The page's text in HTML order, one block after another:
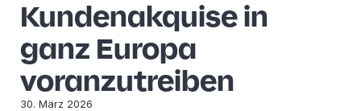
Kundenakquise in
ganz Europa
voranzutreiben
30. März 2026